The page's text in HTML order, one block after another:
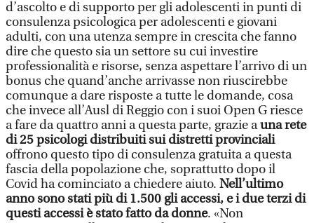
d’ascolto e di supporto per gli adolescenti in punti di
consulenza psicologica per adolescenti e giovani
adulti, con una utenza sempre in crescita che fanno
dire che questo sia un settore su cui investire
professionalità e risorse, senza aspettare l’arrivo di un
bonus che quand’anche arrivasse non riuscirebbe
comunque a dare risposte a tutte le domande, cosa
che invece all’Ausl di Reggio con i suoi Open G riesce
a fare da quattro anni a questa parte, grazie auna rete
di 25 psicologi distribuiti sui distretti provinciali
offrono questo tipo di consulenza gratuita a questa
fascia della popolazione che, soprattutto dopo il
Covid ha cominciato a chiedere aiuto. Nell’ultimo
anno sono stati più di 1.500 gli accessi, e i due terzi di
questi accessi è stato fatto da donne. «Non